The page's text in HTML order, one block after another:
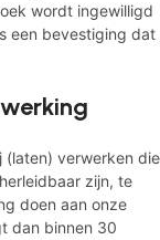
wordt ingewilligd
een bevestiging dat
(laten) verwerken die
zijn, te
doen aan onze
dan binnen 30